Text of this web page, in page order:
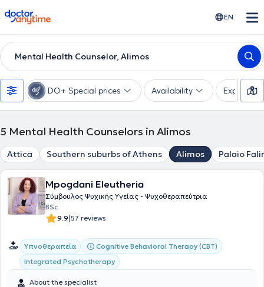
doctoranytime EN
Mental Health Counselor, Alimos
DO+ Special prices Availability Expertise
5 Mental Health Counselors in Alimos
Attica Southern suburbs of Athens Alimos Palaio
Mpogdani Eleutheria
Σύμβουλος Ψυχικής Υγείας - Ψυχοθεραπεύτρια
BSc
9.9|57 reviews
Υπνοθεραπεία
Cognitive Behavioral Therapy (CBT)
Integrated Psychotherapy
About the specialist